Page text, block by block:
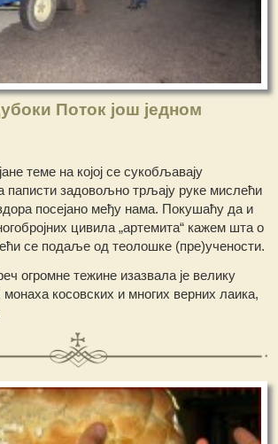
Поток још једном
теме на којој се сукобљавају
паписти задовољно трљају руке мислећи
посејано међу нама. Покушаћу да и
цивила „артемита“ кажем шта о
се подаље од теолошке (пре)учености.
огромне тежине изазвала је велику
косовских и многих верних лаика,